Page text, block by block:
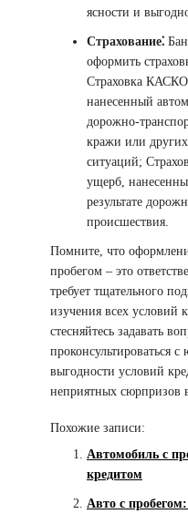
ясности и
Страхование⁚
оформить
Страховка
нанесенный
дорожно-
кражи или
ситуаций;
ущерб,
результате
происшествия.
Помните, что
пробегом – это
требует тщательного
изучения всех условий
стесняйтесь задавать
проконсультироваться
выгодности условий
неприятных сюрпризов
Похожие записи:
Автомобиль с
кредитом
Авто с